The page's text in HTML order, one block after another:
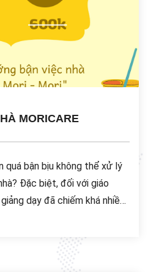
MORICARE
quá bận bịu không thể xử lý
Đặc biệt, đối với giáo
dạy đã chiếm khá nhiều